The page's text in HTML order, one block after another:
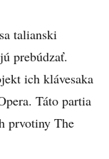
talianski
prebúdzať.
ich klávesaka
Táto partia
prvotiny The